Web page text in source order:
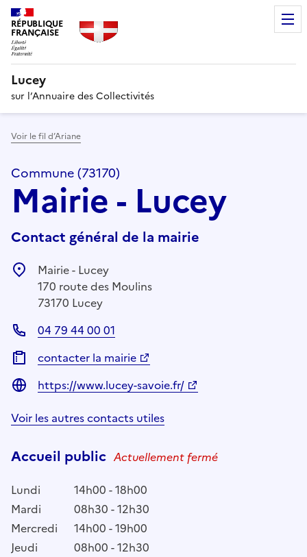
RÉPUBLIQUE
FRANÇAISE
Lucey
sur l’Annuaire des Collectivités
Voir le fil d’Ariane
Commune (73170)
Mairie - Lucey
Contact général de la mairie
Mairie - Lucey
170 route des Moulins
73170 Lucey
04 79 44 00 01
contacter la mairie
https://www.lucey-savoie.fr/
Voir les autres contacts utiles
Accueil public Actuellement fermé
Lundi
14h00 - 18h00
Mardi
08h30 - 12h30
Mercredi
14h00 - 19h00
Jeudi
08h00 - 12h30